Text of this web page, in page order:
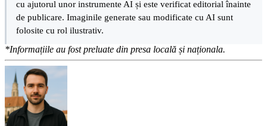
cu ajutorul unor instrumente AI și este verificat editorial înainte
de publicare. Imaginile generate sau modificate cu AI sunt
folosite cu rol ilustrativ.
*Informațiile au fost preluate din presa locală și naționala.